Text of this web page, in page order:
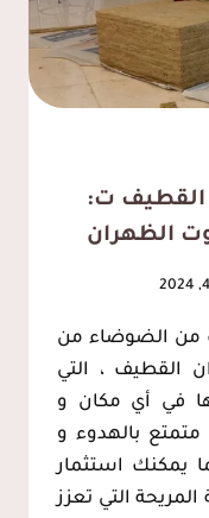
القطيف ت:
من الضوضاء من
القطيف ، التي
في أي مكان و
بالهدوء و
يمكنك استثمار
التي تعزز